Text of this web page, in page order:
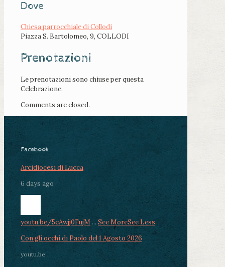
Dove
Chiesa parrocchiale di Collodi
Piazza S. Bartolomeo, 9, COLLODI
Prenotazioni
Le prenotazioni sono chiuse per questa
Celebrazione.
Comments are closed.
Facebook
Arcidiocesi di Lucca
6 days ago
youtu.be/5cAwjj0FujM ... See MoreSee Less
Con gli occhi di Paolo del 1 Agosto 2026
youtu.be